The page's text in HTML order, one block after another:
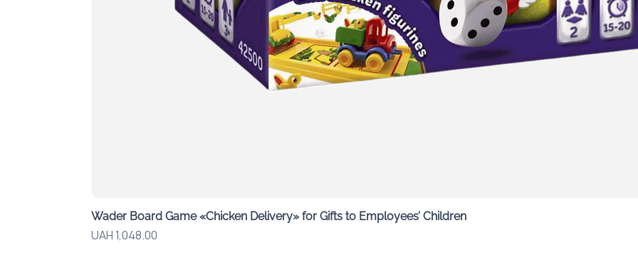
Quick View
Wader Board Game «Chicken Delivery» for Gifts to Employees’ Children
Price
UAH 1,048.00